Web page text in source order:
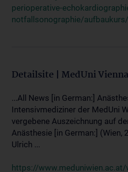
perioperative-
notfallsonographie/aufbaukurs/
Detailsite | MedUni Vienna
...All News [in German:]
Intensivmediziner der MedUni
vergebene Auszeichnung auf
Anästhesie [in German:] (Wien,
Ulrich ...
https://